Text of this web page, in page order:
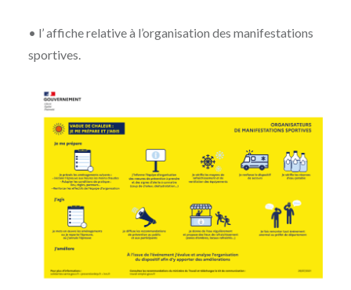
• l’ affiche relative à l’organisation des manifestations
sportives.